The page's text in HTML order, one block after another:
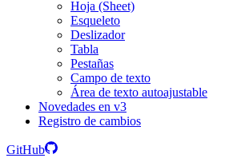
Hoja (Sheet)
Esqueleto
Deslizador
Tabla
Pestañas
Campo de texto
Área de texto autoajustable
Novedades en v3
Registro de cambios
GitHub